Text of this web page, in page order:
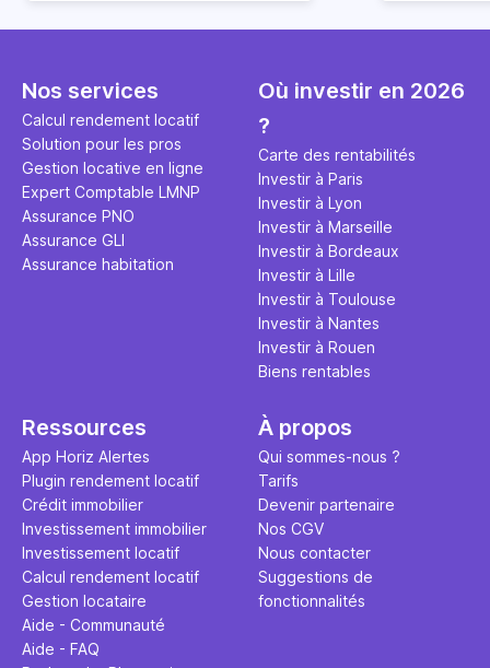
avantages et inconvénients
Nos services
Calcul rendement locatif
Solution pour les pros
Gestion locative en ligne
Expert Comptable LMNP
Assurance PNO
Assurance GLI
Assurance habitation
Où investir en 2026
?
Carte des rentabilités
Investir à Paris
Investir à Lyon
Investir à Marseille
Investir à Bordeaux
Investir à Lille
Investir à Toulouse
Investir à Nantes
Investir à Rouen
Biens rentables
Ressources
App Horiz Alertes
Plugin rendement locatif
Crédit immobilier
Investissement immobilier
Investissement locatif
Calcul rendement locatif
Gestion locataire
Aide - Communauté
Aide - FAQ
À propos
Qui sommes-nous ?
Tarifs
Devenir partenaire
Nos CGV
Nous contacter
Suggestions de
fonctionnalités